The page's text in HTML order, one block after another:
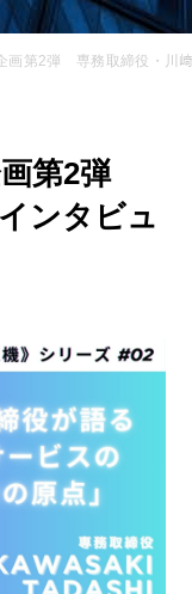
画第2弾 専務取締役・川
画第2弾
ンタビュ